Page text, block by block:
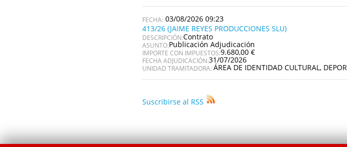
03/08/2026 09:23
413/26 (JAIME REYES PRODUCCIONES SLU)
DESCRIPCIÓN:Contrato
ASUNTO:Publicación Adjudicación
IMPORTE CON IMPUESTOS:9.680,00 €
FECHA ADJUDICACIÓN:31/07/2026
UNIDAD TRAMITADORA: ÁREA DE IDENTIDAD CULTURAL,
Suscribirse al RSS